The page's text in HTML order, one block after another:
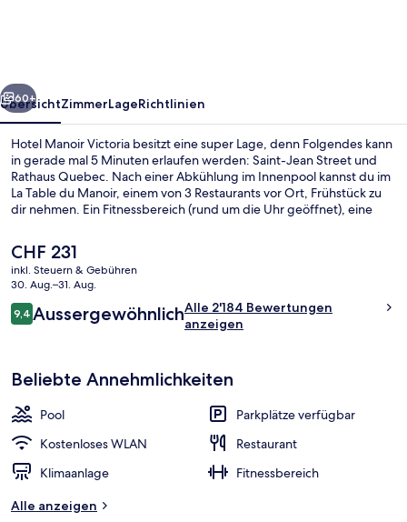
Weiter
60+
ÜbersichtZimmerLageRichtlinien
Hotel Manoir Victoria besitzt eine super Lage, denn Folgendes kann
in gerade mal 5 Minuten erlaufen werden: Saint-Jean Street und
Rathaus Quebec. Nach einer Abkühlung im Innenpool kannst du im
La Table du Manoir, einem von 3 Restaurants vor Ort, Frühstück zu
dir nehmen. Ein Fitnessbereich (rund um die Uhr geöffnet), eine
Andere Reisende lieben den Pool und die bequemen Betten.
Der
aktuelle
Preis
CHF 231.
CHF 231
inkl. Steuern & Gebühren
30. Aug.–31. Aug.
Bewertungen
9,49,4 von 10.
AussergewöhnlichAlle 2'184 Bewertungen
anzeigen
Beliebte Annehmlichkeiten
Pool
Parkplätze verfügbar
Kostenloses WLAN
Restaurant
Klimaanlage
Fitnessbereich
Alle anzeigen